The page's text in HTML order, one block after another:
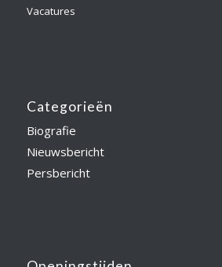
Vacatures
Categorieën
Biografie
Nieuwsbericht
Persbericht